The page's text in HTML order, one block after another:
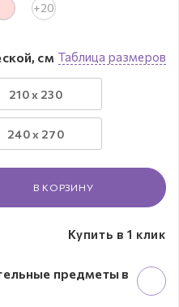
+20
Таблица размеров
см
210 x 230
240 x 270
В КОРЗИНУ
Купить в 1 клик
предметы в